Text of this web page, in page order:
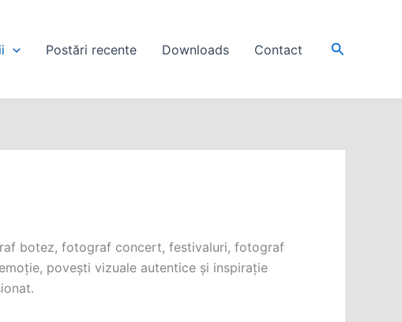
Postări recente Downloads Contact Search
botez, fotograf concert, festivaluri, fotograf
povești vizuale autentice și inspirație